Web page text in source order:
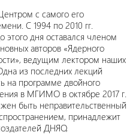
с самого его
С 1994 по 2010 гг.
дня оставался членом
авторов «Ядерного
ведущим лектором наших
из последних лекций
на программе двойного
в МГИМО в октябре 2017 г.
быть неправительственный
принадлежит
ДНЯО,